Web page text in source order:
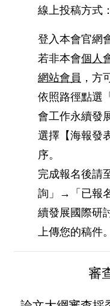
線上投稿方式：
登入本會官網
若非本會個人
網站會員 ，方
依照路徑點選
會工作永續發
選擇【海報發
序。
完成報名後請
詢」→「已報
續發展國際研
上傳您的稿件。
審